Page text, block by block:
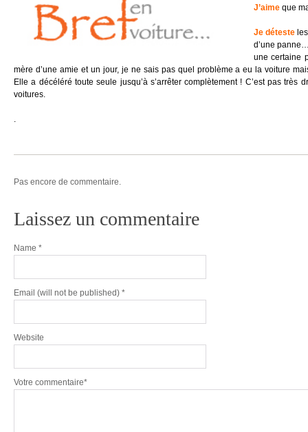
J’aime que
Je déteste
d’une
une certaine
mère d’une amie et un jour, je ne sais pas quel problème a eu la voiture
Elle a décéléré toute seule jusqu’à s’arrêter complètement ! C’est pas
voitures.
.
Pas encore de commentaire.
Laissez un commentaire
Name *
Email (will not be published) *
Website
Votre commentaire*